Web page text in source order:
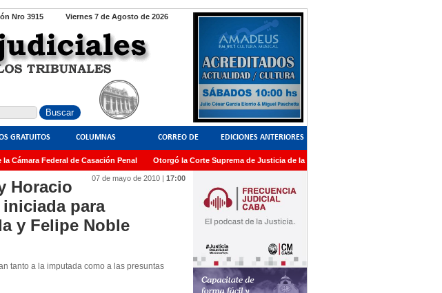
Viernes 7 de Agosto de 2026
Nro 3915
GRATUITOS COLUMNAS CORREO DE
LECTORES
EDICIONES ANTERIORES
Federal de Casación Penal Otorgó la Corte Suprema de Justicia de la Nación una medalla al Dr. Raul
07 de mayo de 2010| 17:00
Horacio
para
y Felipe Noble
tanto a la imputada como a las presuntas